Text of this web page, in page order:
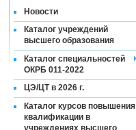
Новости
Каталог учреждений
высшего образования
Каталог специальностей
ОКРБ 011-2022
ЦЭ/ЦТ в 2026 г.
Каталог курсов повышения
квалификации в
учреждениях высшего